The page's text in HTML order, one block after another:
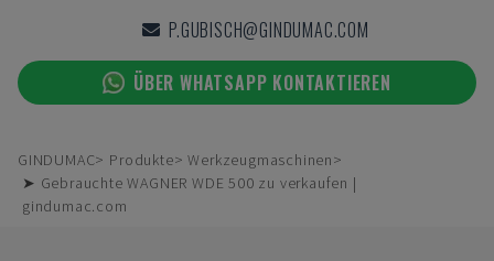
P.GUBISCH@GINDUMAC.COM
ÜBER WHATSAPP KONTAKTIEREN
GINDUMAC Produkte
Werkzeugmaschinen
➤ Gebrauchte WAGNER WDE 500 zu verkaufen |
gindumac.com